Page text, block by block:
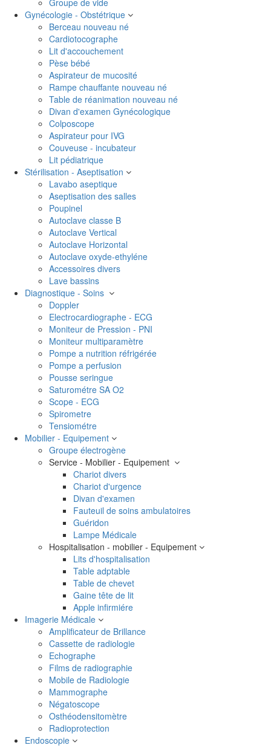
Groupe de vide
Gynécologie - Obstétrique
Berceau nouveau né
Cardiotocographe
Lit d'accouchement
Pèse bébé
Aspirateur de mucosité
Rampe chauffante nouveau né
Table de réanimation nouveau né
Divan d'examen Gynécologique
Colposcope
Aspirateur pour IVG
Couveuse - incubateur
Lit pédiatrique
Stérilisation - Aseptisation
Lavabo aseptique
Aseptisation des salles
Poupinel
Autoclave classe B
Autoclave Vertical
Autoclave Horizontal
Autoclave oxyde-ethyléne
Accessoires divers
Lave bassins
Diagnostique - Soins
Doppler
Electrocardiographe - ECG
Moniteur de Pression - PNI
Moniteur multiparamètre
Pompe a nutrition réfrigérée
Pompe a perfusion
Pousse seringue
Saturométre SA O2
Scope - ECG
Spirometre
Tensiométre
Mobilier - Equipement
Groupe électrogène
Service - Mobilier - Equipement
Chariot divers
Chariot d'urgence
Divan d'examen
Fauteuil de soins ambulatoires
Guéridon
Lampe Médicale
Hospitalisation - mobilier - Equipement
Lits d'hospitalisation
Table adptable
Table de chevet
Gaine tête de lit
Apple infirmiére
Imagerie Médicale
Amplificateur de Brillance
Cassette de radiologie
Echographe
Films de radiographie
Mobile de Radiologie
Mammographe
Négatoscope
Osthéodensitomètre
Radioprotection
Endoscopie